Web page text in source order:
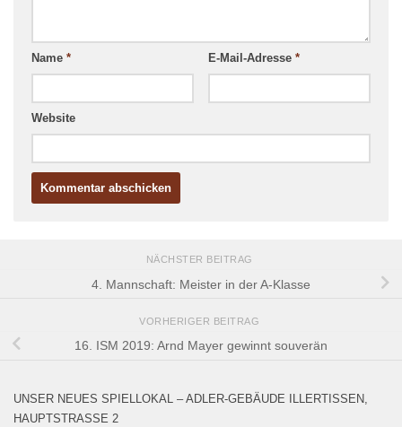
Name * E-Mail-Adresse *
Website
NÄCHSTER BEITRAG
4. Mannschaft: Meister in der A-Klasse
VORHERIGER BEITRAG
16. ISM 2019: Arnd Mayer gewinnt souverän
UNSER NEUES SPIELLOKAL – ADLER-GEBÄUDE ILLERTISSEN,
HAUPTSTRASSE 2